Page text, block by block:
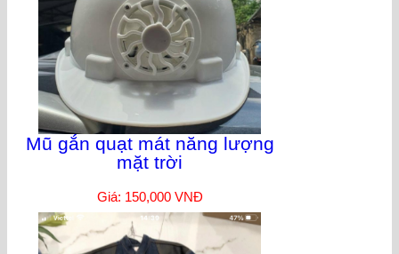
Mũ gắn quạt mát năng lượng
mặt trời
Giá: 150,000 VNĐ